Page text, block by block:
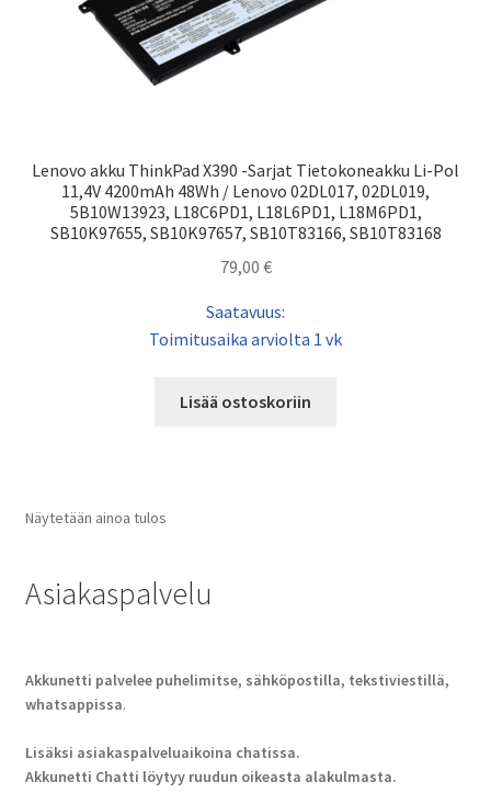
Lenovo akku ThinkPad X390 -Sarjat Tietokoneakku Li-Pol
11,4V 4200mAh 48Wh / Lenovo 02DL017, 02DL019,
5B10W13923, L18C6PD1, L18L6PD1, L18M6PD1,
SB10K97655, SB10K97657, SB10T83166, SB10T83168
79,00 €
Saatavuus:
Toimitusaika arviolta 1 vk
Lisää ostoskoriin
Näytetään ainoa tulos
Asiakaspalvelu
Akkunetti palvelee puhelimitse, sähköpostilla, tekstiviestillä,
whatsappissa.
Lisäksi asiakaspalveluaikoina chatissa.
Akkunetti Chatti löytyy ruudun oikeasta alakulmasta.